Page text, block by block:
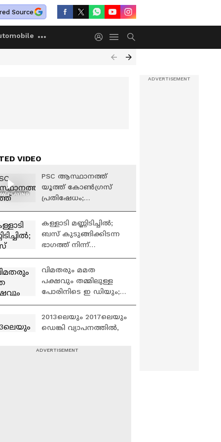
Source
VIDEO
PLAYING
PSC ആസ്ഥാനത്ത്
യൂത്ത് കോൺഗ്രസ്
പ്രതിഷേധം;
ശ്രമം | Youth Congress
കള്ളാടി മണ്ണിടിച്ചിൽ;
ബസ് കുടുങ്ങിക്കിടന്ന
ഭാഗത്ത് നിന്ന്
മൃതദേഹവും
വിമതരും മമത
പക്ഷവും തമ്മിലുള്ള
പോരിനിടെ ഇ ഡിയും;
ഇടപാടിൽ
ദുരൂഹതയെന്ന് ഇ ഡി
2013ലെയും 2017ലെയും
ഡെങ്കി വ്യാപനത്തിൽ,
മരിച്ച 29 കുട്ടികളുടെ